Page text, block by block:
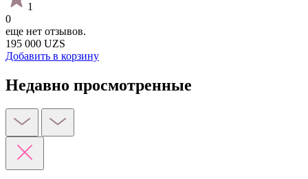
1
0
еще нет отзывов.
195 000 UZS
Добавить в корзину
Недавно просмотренные